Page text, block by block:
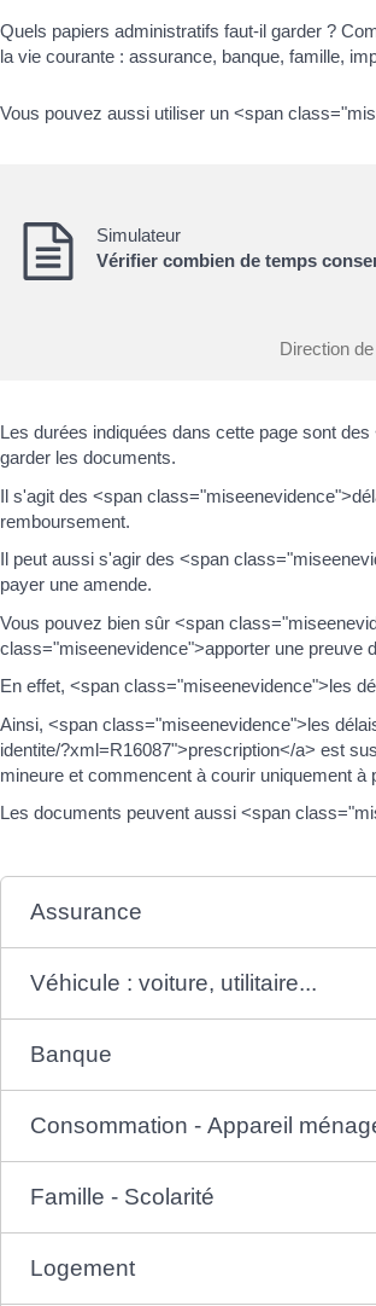
Quels papiers administratifs faut-il garder ?
la vie courante : assurance, banque, famille,
Vous pouvez aussi utiliser un <span
Simulateur
Vérifier combien de temps
Direction
Les durées indiquées dans cette page sont
garder les documents.
Il s'agit des <span
remboursement.
Il peut aussi s'agir des <span
payer une amende.
Vous pouvez bien sûr <span
class="miseenevidence">apporter une preuve
En effet, <span class="miseenevidence">les
Ainsi, <span class="miseenevidence">les
identite/?xml=R16087">prescription</a> est
mineure et commencent à courir uniquement à
Les documents peuvent aussi <span
Assurance
Véhicule : voiture, utilitaire...
Banque
Consommation - Appareil
Famille - Scolarité
Logement